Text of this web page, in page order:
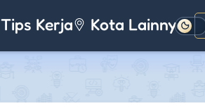
Tips Kerja Kota LainnyaGelap